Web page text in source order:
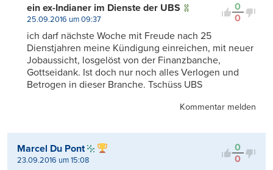
0
0
ein ex-Indianer im Dienste der UBS
25.09.2016 um 09:37
ich darf nächste Woche mit Freude nach 25
Dienstjahren meine Kündigung einreichen, mit neuer
Jobaussicht, losgelöst von der Finanzbanche,
Gottseidank. Ist doch nur noch alles Verlogen und
Betrogen in dieser Branche. Tschüss UBS
Kommentar melden
0
0
Marcel Du Pont
23.09.2016 um 15:08